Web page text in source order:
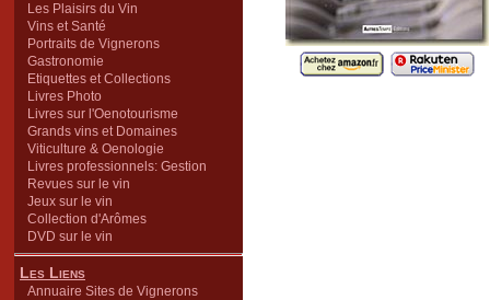
Les Plaisirs du Vin
Vins et Santé
Portraits de Vignerons
Gastronomie
Etiquettes et Collections
Livres Photo
Livres sur l'Oenotourisme
Grands vins et Domaines
Viticulture & Oenologie
Livres professionnels: Gestion
Revues sur le vin
Jeux sur le vin
Collection d'Arômes
DVD sur le vin
Les Liens
Annuaire Sites de Vignerons